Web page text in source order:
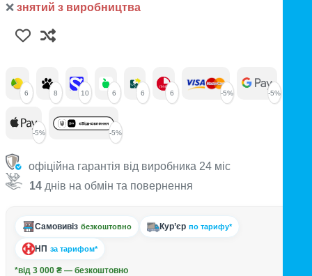
❌ знятий з виробництва
6 8 10 6 6 6 -5% -5%
-5% -5%
офіційна гарантія від виробника 24 міс
14 днів на обмін та повернення
Самовивіз безкоштовно Кур’єр по тарифу*
НП за тарифом*
*від 3 000 ₴ — безкоштовно